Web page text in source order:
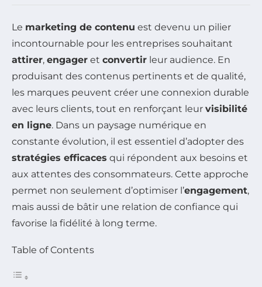
Le marketing de contenu est devenu un pilier
incontournable pour les entreprises souhaitant
attirer, engager et convertir leur audience. En
produisant des contenus pertinents et de qualité,
les marques peuvent créer une connexion durable
avec leurs clients, tout en renforçant leur visibilité
en ligne. Dans un paysage numérique en
constante évolution, il est essentiel d’adopter des
stratégies efficaces qui répondent aux besoins et
aux attentes des consommateurs. Cette approche
permet non seulement d’optimiser l’engagement,
mais aussi de bâtir une relation de confiance qui
favorise la fidélité à long terme.
Table of Contents